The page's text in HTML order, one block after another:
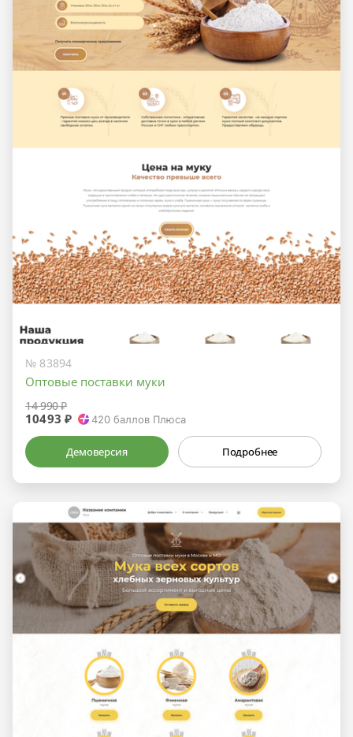
№ 83894
Оптовые поставки муки
14 990 ₽
10493 ₽ 420 баллов Плюса
Демоверсия Подробнее